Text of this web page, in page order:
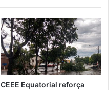
CEEE Equatorial reforça